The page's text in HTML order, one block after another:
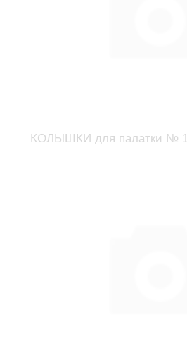
КОЛЫШКИ для палатки № 1